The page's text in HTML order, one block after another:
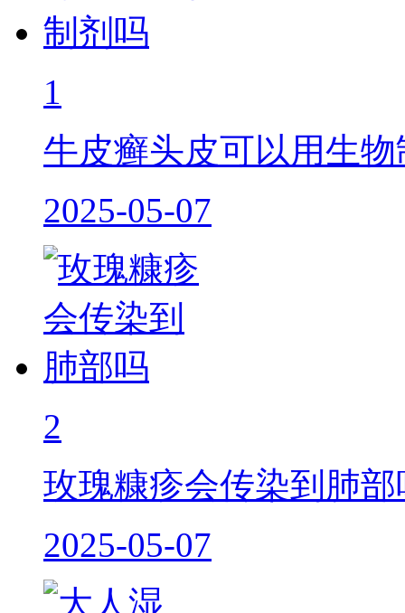
1
牛皮癣头皮可以用生
2025-05-07
2
玫瑰糠疹会传染到肺部
2025-05-07